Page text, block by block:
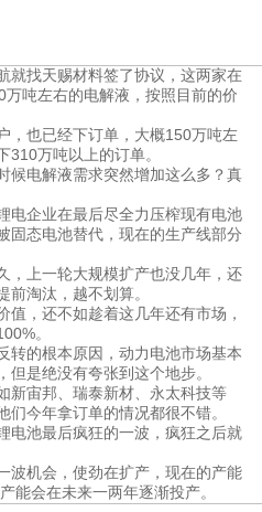
找天赐材料签了协议，这两家在
吨左右的电解液，按照目前的价
也已经下订单，大概150万吨左
310万吨以上的订单。
电解液需求突然增加这么多？真
企业在最后尽全力压榨现有电池
固态电池替代，现在的生产线部分
上一轮大规模扩产也没几年，还
淘汰，越不划算。
，还不如趁着这几年还有市场，
。
的根本原因，动力电池市场基本
但是绝没有夸张到这个地步。
宙邦、瑞泰新材、永太科技等
今年拿订单的情况都很不错。
池最后疯狂的一波，疯狂之后就
机会，使劲在扩产，现在的产能
能会在未来一两年逐渐投产。